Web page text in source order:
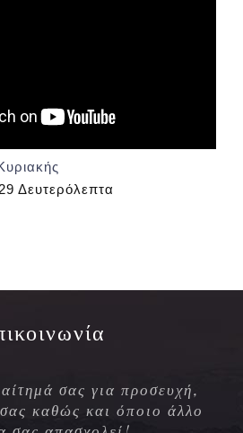
Δευτερόλεπτα
σας για προσευχή,
καθώς και όποιο άλλο